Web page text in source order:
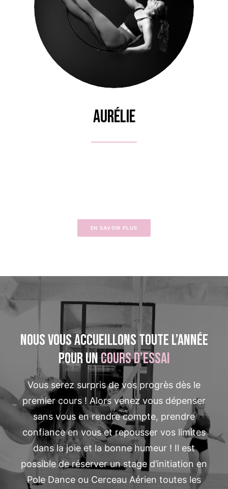
Aurélie
EN SAVOIR PLUS
Nous vous accueillons toute l’année
pour uncours d’essai
Vous serez surpris de vos progrès dès le
premier cours ! Alors venez vous dépenser
sans vous en rendre compte, prendre
confiance en vous et repousser vos limites
dans la joie et la bonne humeur ! Il est
possible de réserver un stage d’initiation en
Pole Dance ou Cerceau Aérien toutes les